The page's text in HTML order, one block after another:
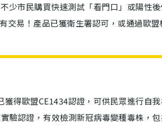
少市民購買快速測試「看門口」或陽性
交易！產品已獲衛生署認可，或通過歐盟
得歐盟CE1434認證，可供民眾進行自
驗認證，有效檢測新冠病毒變種毒株，